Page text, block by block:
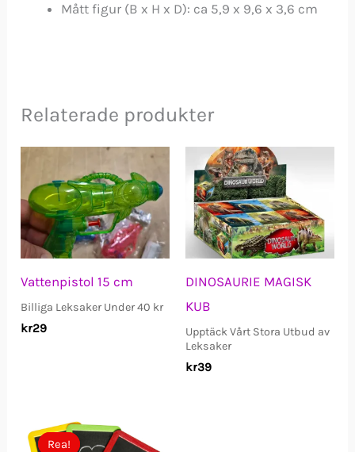
Mått figur (B x H x D): ca 5,9 x 9,6 x 3,6 cm
Relaterade produkter
Vattenpistol 15 cm
Billiga Leksaker Under 40 kr
kr29
DINOSAURIE MAGISK
KUB
Upptäck Vårt Stora Utbud av
Leksaker
kr39
Rea!
Rea!